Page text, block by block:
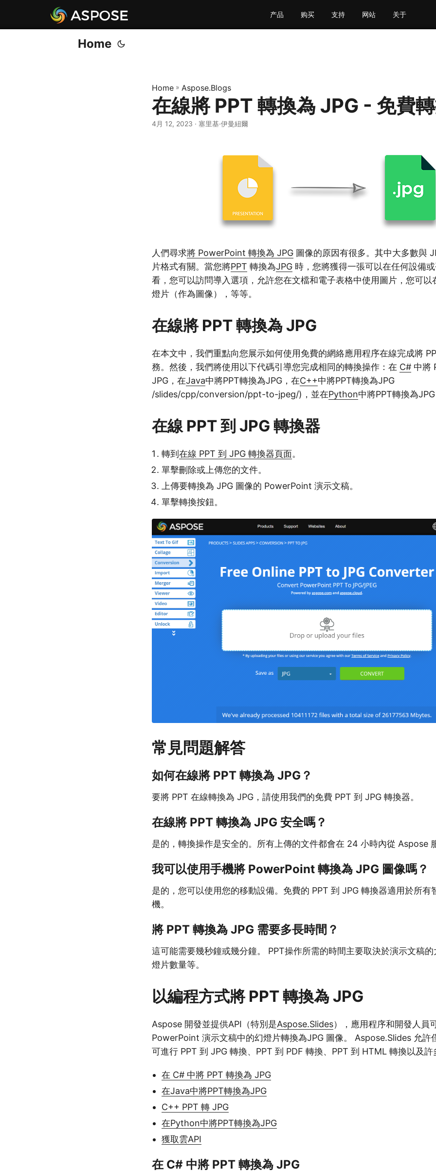
产品 购买 支持 网站 关于
Home
Home » Aspose.Blogs
在線將 PPT 轉換為 JPG - 免費
4月 12, 2023 · 塞里基·伊曼紐爾
人們尋求將 PowerPoint 轉換為 JPG 圖像的原因有很多。其中大多數與
片格式有關。當您將PPT 轉換為JPG 時，您將獲得一張可以在任何設備
看，您可以訪問導入選項，允許您在文檔和電子表格中使用圖片，您可以
燈片（作為圖像），等等。
在線將 PPT 轉換為 JPG
在本文中，我們重點向您展示如何使用免費的網絡應用程序在線完成將
務。然後，我們將使用以下代碼引導您完成相同的轉換操作：在 C# 中將
JPG，在Java中將PPT轉換為JPG，在C++中將PPT轉換為JPG
/slides/cpp/conversion/ppt-to-jpeg/)，並在Python中將PPT轉換為JPG
在線 PPT 到 JPG 轉換器
轉到 在線 PPT 到 JPG 轉換器頁面。
單擊刪除或上傳您的文件。
上傳要轉換為 JPG 圖像的 PowerPoint 演示文稿。
單擊轉換按鈕。
常見問題解答
如何在線將 PPT 轉換為 JPG？
要將 PPT 在線轉換為 JPG，請使用我們的免費 PPT 到 JPG 轉換器。
在線將 PPT 轉換為 JPG 安全嗎？
是的，轉換操作是安全的。所有上傳的文件都會在 24 小時內從 Aspose
我可以使用手機將 PowerPoint 轉換為 JPG 圖像嗎？
是的，您可以使用您的移動設備。免費的 PPT 到 JPG 轉換器適用於所有
機。
將 PPT 轉換為 JPG 需要多長時間？
這可能需要幾秒鐘或幾分鐘。 PPT操作所需的時間主要取決於演示文稿的
燈片數量等。
以編程方式將 PPT 轉換為 JPG
Aspose 開發並提供API（特別是Aspose.Slides），應用程序和開發人員
PowerPoint 演示文稿中的幻燈片轉換為JPG 圖像。 Aspose.Slides 允許
可進行 PPT 到 JPG 轉換、PPT 到 PDF 轉換、PPT 到 HTML 轉換以及許
在 C# 中將 PPT 轉換為 JPG
在Java中將PPT轉換為JPG
C++ PPT 轉 JPG
在Python中將PPT轉換為JPG
獲取雲API
在 C# 中將 PPT 轉換為 JPG